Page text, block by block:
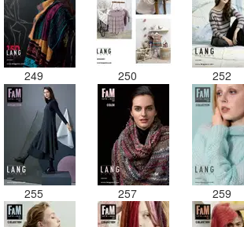
249 250 252
255 257 259